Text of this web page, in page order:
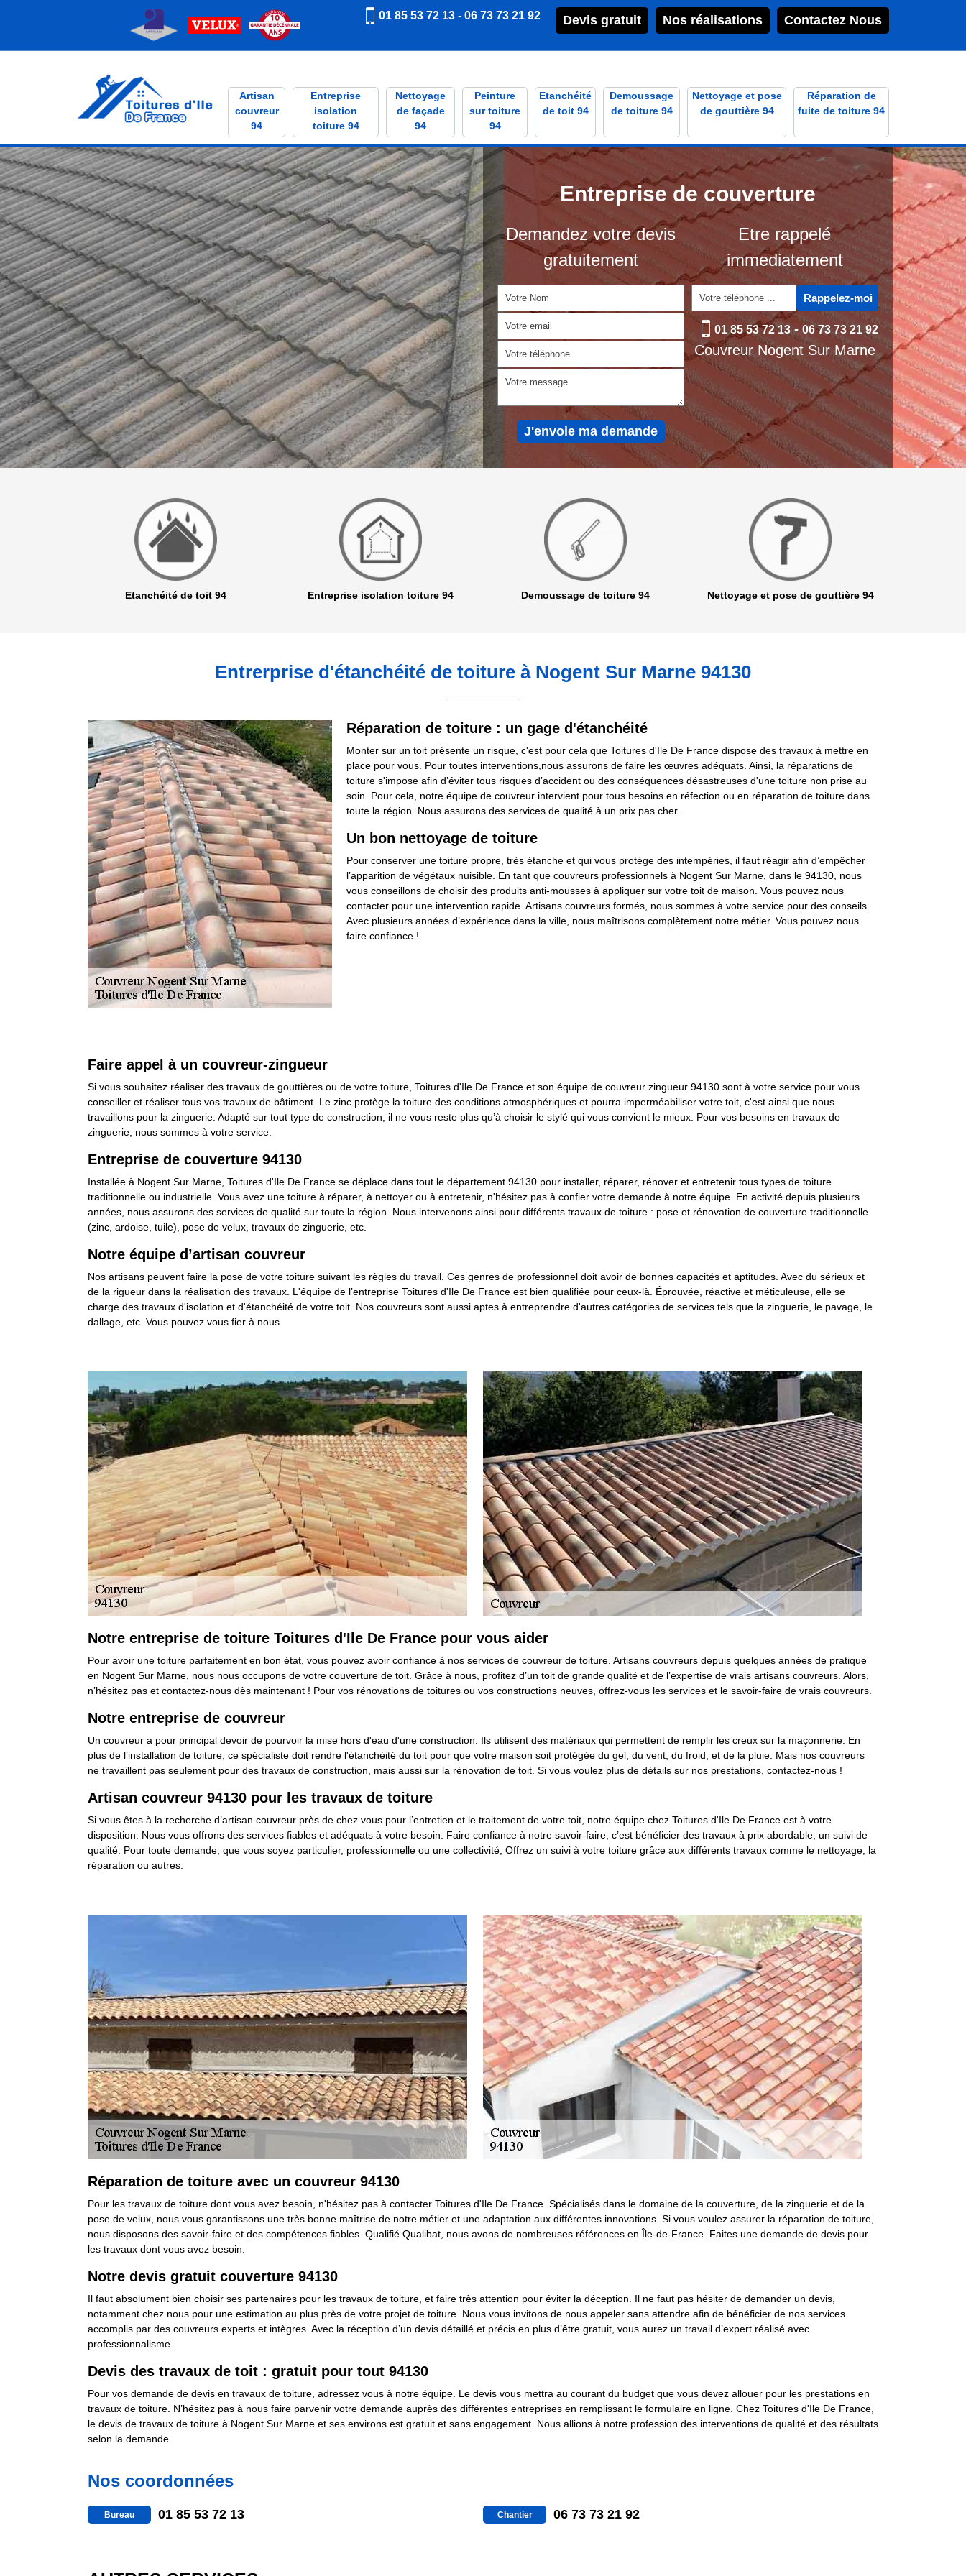
Devis gratuit Nos réalisations Contactez Nous
01 85 53 72 13 - 06 73 73 21 92
Artisan
couvreur
94
Entreprise
isolation
toiture 94
Nettoyage
de façade
94
Peinture
sur toiture
94
Etanchéité
de toit 94
Demoussage
de toiture 94
Nettoyage et pose
de gouttière 94
Réparation de
fuite de toiture 94
Entreprise de couverture
Demandez votre devis
gratuitement
Etre rappelé
immediatement
01 85 53 72 13- 06 73 73 21 92
Couvreur Nogent Sur Marne
Etanchéité de toit 94 Entreprise isolation toiture 94 Demoussage de toiture 94 Nettoyage et pose de gouttière 94
Entrerprise d'étanchéité de toiture à Nogent Sur Marne 94130
Réparation de toiture : un gage d'étanchéité
Monter sur un toit présente un risque, c'est pour cela que Toitures d'Ile De France dispose des travaux à mettre en
place pour vous. Pour toutes interventions,nous assurons de faire les œuvres adéquats. Ainsi, la réparations de
toiture s'impose afin d’éviter tous risques d’accident ou des conséquences désastreuses d'une toiture non prise au
soin. Pour cela, notre équipe de couvreur intervient pour tous besoins en réfection ou en réparation de toiture dans
toute la région. Nous assurons des services de qualité à un prix pas cher.
Un bon nettoyage de toiture
Pour conserver une toiture propre, très étanche et qui vous protège des intempéries, il faut réagir afin d’empêcher
l’apparition de végétaux nuisible. En tant que couvreurs professionnels à Nogent Sur Marne, dans le 94130, nous
vous conseillons de choisir des produits anti-mousses à appliquer sur votre toit de maison. Vous pouvez nous
contacter pour une intervention rapide. Artisans couvreurs formés, nous sommes à votre service pour des conseils.
Avec plusieurs années d’expérience dans la ville, nous maîtrisons complètement notre métier. Vous pouvez nous
faire confiance !
Faire appel à un couvreur-zingueur
Si vous souhaitez réaliser des travaux de gouttières ou de votre toiture, Toitures d'Ile De France et son équipe de couvreur zingueur 94130 sont à votre service pour vous
conseiller et réaliser tous vos travaux de bâtiment. Le zinc protège la toiture des conditions atmosphériques et pourra imperméabiliser votre toit, c'est ainsi que nous
travaillons pour la zinguerie. Adapté sur tout type de construction, il ne vous reste plus qu’à choisir le stylé qui vous convient le mieux. Pour vos besoins en travaux de
zinguerie, nous sommes à votre service.
Entreprise de couverture 94130
Installée à Nogent Sur Marne, Toitures d'Ile De France se déplace dans tout le département 94130 pour installer, réparer, rénover et entretenir tous types de toiture
traditionnelle ou industrielle. Vous avez une toiture à réparer, à nettoyer ou à entretenir, n'hésitez pas à confier votre demande à notre équipe. En activité depuis plusieurs
années, nous assurons des services de qualité sur toute la région. Nous intervenons ainsi pour différents travaux de toiture : pose et rénovation de couverture traditionnelle
(zinc, ardoise, tuile), pose de velux, travaux de zinguerie, etc.
Notre équipe d’artisan couvreur
Nos artisans peuvent faire la pose de votre toiture suivant les règles du travail. Ces genres de professionnel doit avoir de bonnes capacités et aptitudes. Avec du sérieux et
de la rigueur dans la réalisation des travaux. L'équipe de l’entreprise Toitures d'Ile De France est bien qualifiée pour ceux-là. Éprouvée, réactive et méticuleuse, elle se
charge des travaux d'isolation et d'étanchéité de votre toit. Nos couvreurs sont aussi aptes à entreprendre d'autres catégories de services tels que la zinguerie, le pavage, le
dallage, etc. Vous pouvez vous fier à nous.
Notre entreprise de toiture Toitures d'Ile De France pour vous aider
Pour avoir une toiture parfaitement en bon état, vous pouvez avoir confiance à nos services de couvreur de toiture. Artisans couvreurs depuis quelques années de pratique
en Nogent Sur Marne, nous nous occupons de votre couverture de toit. Grâce à nous, profitez d’un toit de grande qualité et de l’expertise de vrais artisans couvreurs. Alors,
n’hésitez pas et contactez-nous dès maintenant ! Pour vos rénovations de toitures ou vos constructions neuves, offrez-vous les services et le savoir-faire de vrais couvreurs.
Notre entreprise de couvreur
Un couvreur a pour principal devoir de pourvoir la mise hors d'eau d'une construction. Ils utilisent des matériaux qui permettent de remplir les creux sur la maçonnerie. En
plus de l’installation de toiture, ce spécialiste doit rendre l'étanchéité du toit pour que votre maison soit protégée du gel, du vent, du froid, et de la pluie. Mais nos couvreurs
ne travaillent pas seulement pour des travaux de construction, mais aussi sur la rénovation de toit. Si vous voulez plus de détails sur nos prestations, contactez-nous !
Artisan couvreur 94130 pour les travaux de toiture
Si vous êtes à la recherche d’artisan couvreur près de chez vous pour l’entretien et le traitement de votre toit, notre équipe chez Toitures d'Ile De France est à votre
disposition. Nous vous offrons des services fiables et adéquats à votre besoin. Faire confiance à notre savoir-faire, c’est bénéficier des travaux à prix abordable, un suivi de
qualité. Pour toute demande, que vous soyez particulier, professionnelle ou une collectivité, Offrez un suivi à votre toiture grâce aux différents travaux comme le nettoyage, la
réparation ou autres.
Réparation de toiture avec un couvreur 94130
Pour les travaux de toiture dont vous avez besoin, n'hésitez pas à contacter Toitures d'Ile De France. Spécialisés dans le domaine de la couverture, de la zinguerie et de la
pose de velux, nous vous garantissons une très bonne maîtrise de notre métier et une adaptation aux différentes innovations. Si vous voulez assurer la réparation de toiture,
nous disposons des savoir-faire et des compétences fiables. Qualifié Qualibat, nous avons de nombreuses références en Île-de-France. Faites une demande de devis pour
les travaux dont vous avez besoin.
Notre devis gratuit couverture 94130
Il faut absolument bien choisir ses partenaires pour les travaux de toiture, et faire très attention pour éviter la déception. Il ne faut pas hésiter de demander un devis,
notamment chez nous pour une estimation au plus près de votre projet de toiture. Nous vous invitons de nous appeler sans attendre afin de bénéficier de nos services
accomplis par des couvreurs experts et intègres. Avec la réception d’un devis détaillé et précis en plus d’être gratuit, vous aurez un travail d’expert réalisé avec
professionnalisme.
Devis des travaux de toit : gratuit pour tout 94130
Pour vos demande de devis en travaux de toiture, adressez vous à notre équipe. Le devis vous mettra au courant du budget que vous devez allouer pour les prestations en
travaux de toiture. N’hésitez pas à nous faire parvenir votre demande auprès des différentes entreprises en remplissant le formulaire en ligne. Chez Toitures d'Ile De France,
le devis de travaux de toiture à Nogent Sur Marne et ses environs est gratuit et sans engagement. Nous allions à notre profession des interventions de qualité et des résultats
selon la demande.
Nos coordonnées
Bureau 01 85 53 72 13 Chantier 06 73 73 21 92